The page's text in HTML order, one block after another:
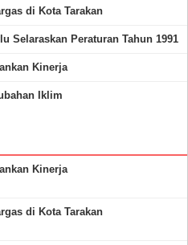
di Kota Tarakan
Selaraskan Peraturan Tahun 1991
Kinerja
Iklim
Kinerja
di Kota Tarakan